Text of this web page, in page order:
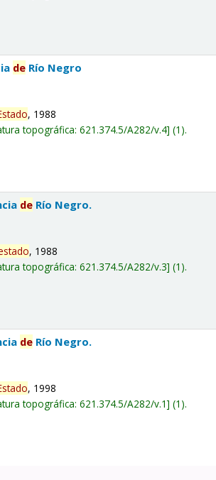
de Río Negro
, 1988
topográfica:621.374.5/A282/v.4 (1).
de Río Negro.
, 1988
topográfica:621.374.5/A282/v.3 (1).
de Río Negro.
, 1998
topográfica:621.374.5/A282/v.1 (1).